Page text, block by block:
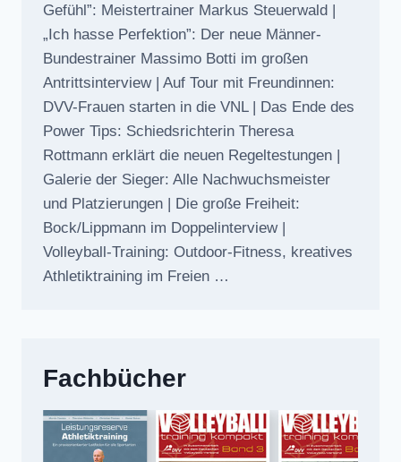
Gefühl”: Meistertrainer Markus Steuerwald |
„Ich hasse Perfektion”: Der neue Männer-
Bundestrainer Massimo Botti im großen
Antrittsinterview | Auf Tour mit Freundinnen:
DVV-Frauen starten in die VNL | Das Ende des
Power Tips: Schiedsrichterin Theresa
Rottmann erklärt die neuen Regeltestungen |
Galerie der Sieger: Alle Nachwuchsmeister
und Platzierungen | Die große Freiheit:
Bock/Lippmann im Doppelinterview |
Volleyball-Training: Outdoor-Fitness, kreatives
Athletiktraining im Freien …
Fachbücher